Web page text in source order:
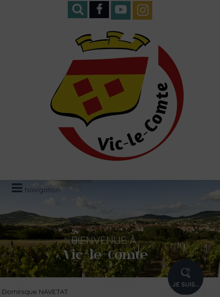
Navigation
BIENVENUEÀ
Vic-le-Comte
PROFIL
Dominique NAVETAT